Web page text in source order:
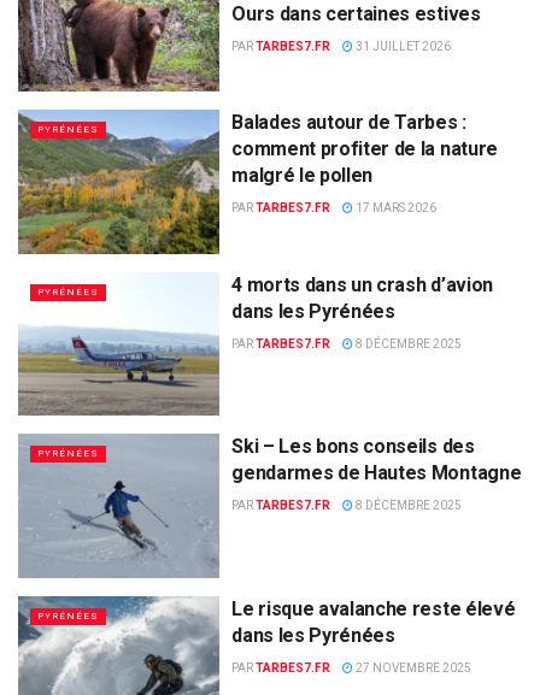
Ours dans certaines estives
PARTARBES7.FR 31 JUILLET 2026
PYRÉNÉES
Balades autour de Tarbes :
comment profiter de la nature
malgré le pollen
PARTARBES7.FR 17 MARS 2026
PYRÉNÉES
4 morts dans un crash d’avion
dans les Pyrénées
PARTARBES7.FR 8 DÉCEMBRE 2025
PYRÉNÉES
Ski – Les bons conseils des
gendarmes de Hautes Montagne
PARTARBES7.FR 8 DÉCEMBRE 2025
PYRÉNÉES
Le risque avalanche reste élevé
dans les Pyrénées
PARTARBES7.FR 27 NOVEMBRE 2025